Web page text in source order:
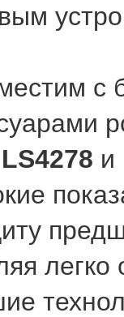
с
и
легко